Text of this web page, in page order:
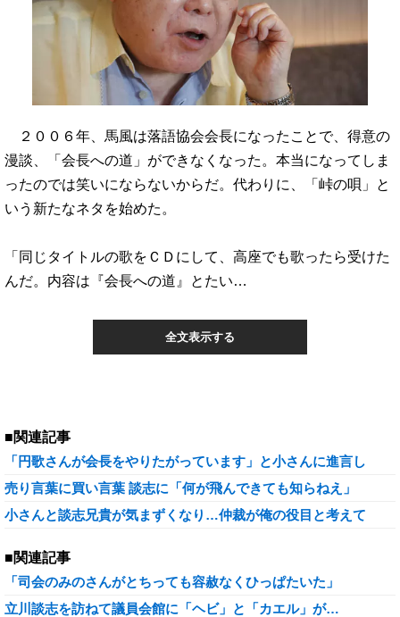
２００６年、馬風は落語協会会長になったことで、得意の
漫談、「会長への道」ができなくなった。本当になってしま
ったのでは笑いにならないからだ。代わりに、「峠の唄」と
いう新たなネタを始めた。
「同じタイトルの歌をＣＤにして、高座でも歌ったら受けた
んだ。内容は『会長への道』とたい…
全文表示する
■関連記事
「円歌さんが会長をやりたがっています」と小さんに進言し
売り言葉に買い言葉 談志に「何が飛んできても知らねえ」
小さんと談志兄貴が気まずくなり…仲裁が俺の役目と考えて
■関連記事
「司会のみのさんがとちっても容赦なくひっぱたいた」
立川談志を訪ねて議員会館に「ヘビ」と「カエル」が…